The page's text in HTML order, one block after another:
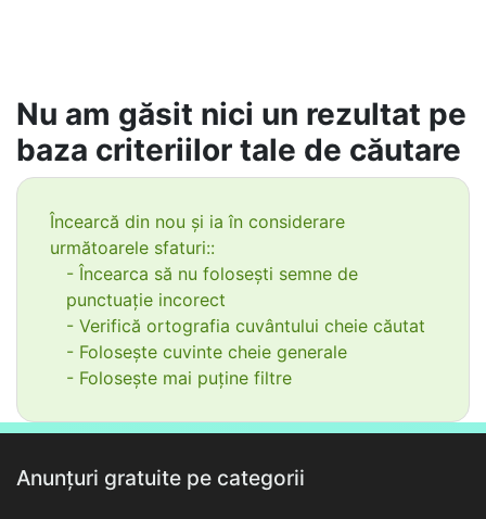
Nu am găsit nici un rezultat pe
baza criteriilor tale de căutare
Încearcă din nou și ia în considerare
următoarele sfaturi::
- Încearca să nu folosești semne de
punctuație incorect
- Verifică ortografia cuvântului cheie căutat
- Folosește cuvinte cheie generale
- Folosește mai puține filtre
Anunțuri gratuite pe categorii